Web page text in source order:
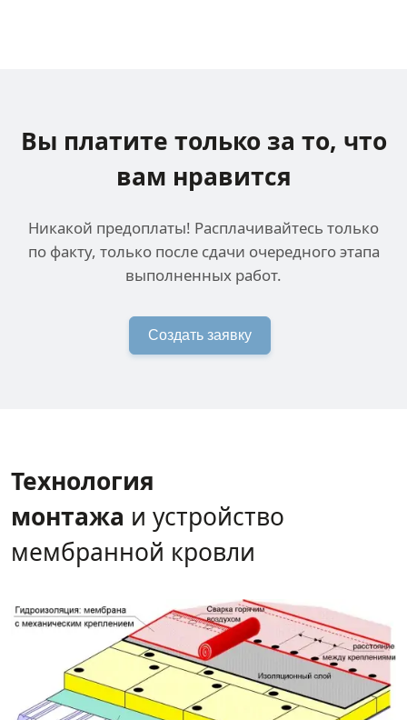
Вы платите только за то, что
вам нравится
Никакой предоплаты! Расплачивайтесь только
по факту, только после сдачи очередного этапа
выполненных работ.
Создать заявку
Технология
монтажа и устройство
мембранной кровли